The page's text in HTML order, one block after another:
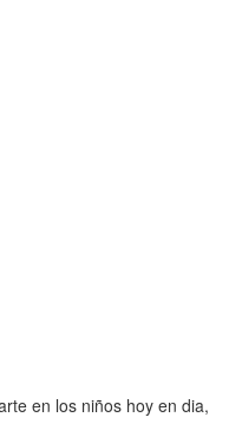
en los niños hoy en dia,